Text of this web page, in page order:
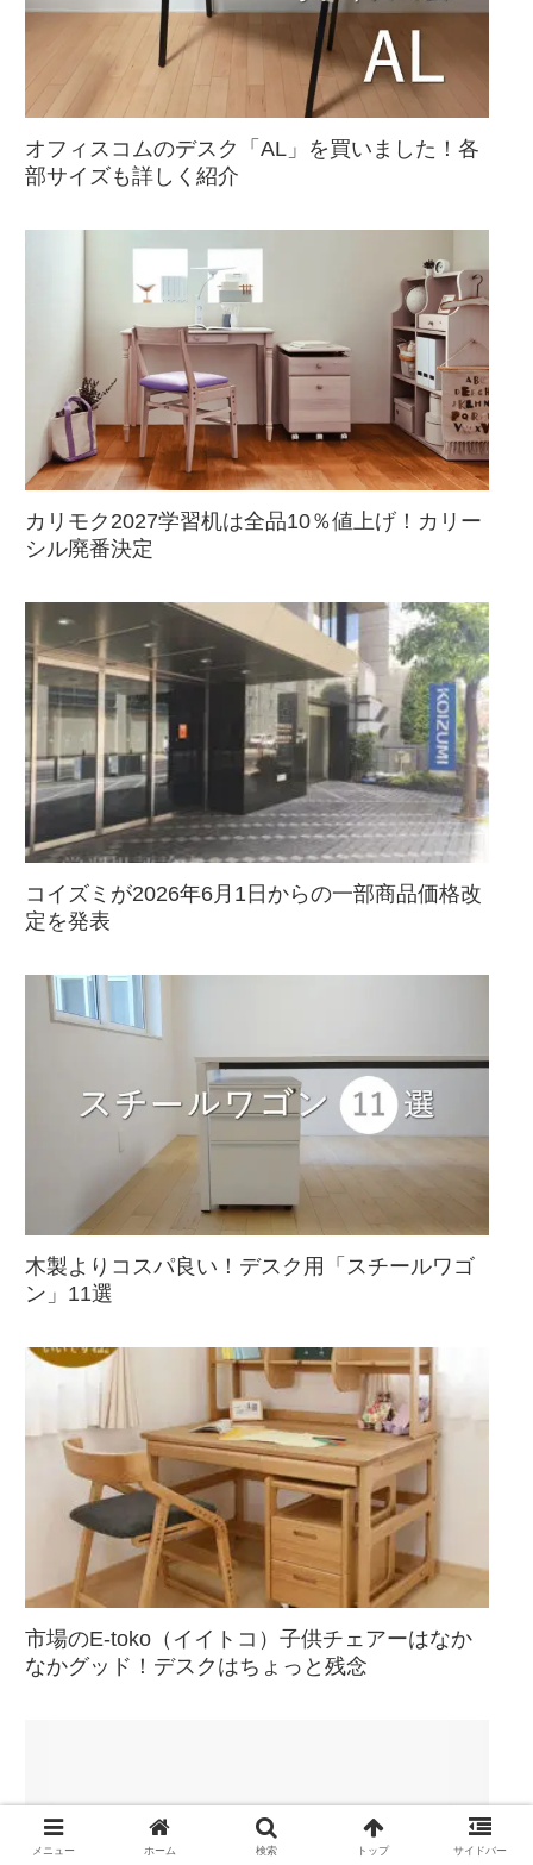
オフィスコムのデスク「AL」を買いました！各
部サイズも詳しく紹介
カリモク2027学習机は全品10％値上げ！カリー
シル廃番決定
コイズミが2026年6月1日からの一部商品価格改
定を発表
木製よりコスパ良い！デスク用「スチールワゴ
ン」11選
市場のE-toko（イイトコ）子供チェアーはなか
なかグッド！デスクはちょっと残念
メニュー ホーム 検索 トップ サイドバー